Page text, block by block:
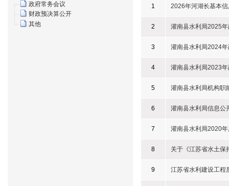
政府常务会议
财政预决算公开
其他
1 2026年河湖长基本信
2 灌南县水利局2025
3 灌南县水利局2024
4 灌南县水利局2023
5 灌南县水利局机构职
6 灌南县水利局信息公
7 灌南县水利局2020
8 关于《江苏省水土保
9 江苏省水利建设工程